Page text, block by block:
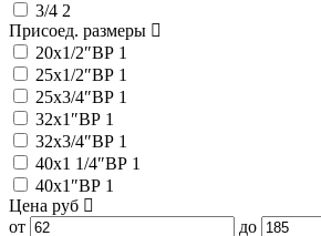
3/4 2
Присоед. размеры
20x1/2″ВР 1
25x1/2″ВР 1
25x3/4″ВР 1
32x1″ВР 1
32x3/4″ВР 1
40x1 1/4″ВР 1
40x1″ВР 1
Цена руб
от
до